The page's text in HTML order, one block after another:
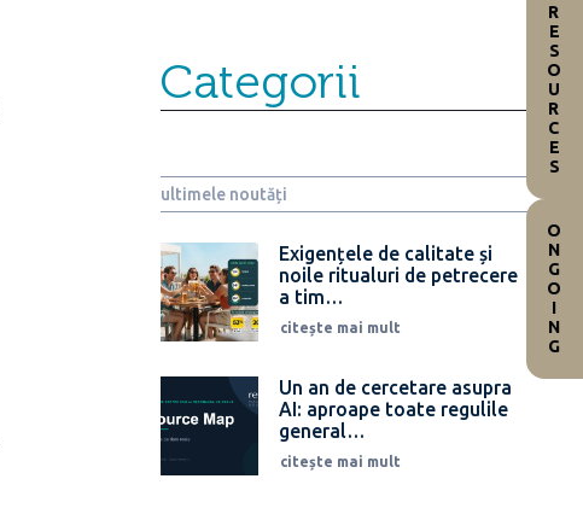
Categorii
ultimele noutăți
Exigențele de calitate și
noile ritualuri de petrecere
a tim…
citește mai mult
Un an de cercetare asupra
AI: aproape toate regulile
general…
citește mai mult
RESOURCES
ONGOING